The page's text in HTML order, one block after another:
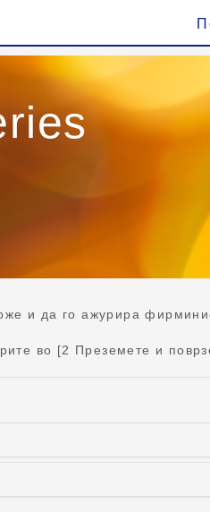
и да го ажурира
во [2 Преземете и